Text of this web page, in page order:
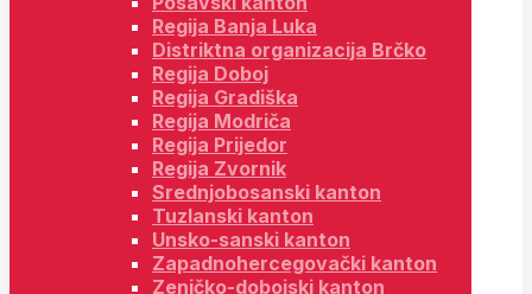
Regija Banja Luka
Distriktna organizacija Brčko
Regija Doboj
Regija Gradiška
Regija Modriča
Regija Prijedor
Regija Zvornik
Srednjobosanski kanton
Tuzlanski kanton
Unsko-sanski kanton
Zapadnohercegovački kanton
Zeničko-dobojski kanton